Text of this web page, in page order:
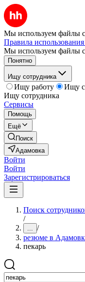
Мы используем файлы
Правила
Мы используем файлы
Понятно
Ищу сотрудника
Ищу работу
Ищу
Ищу сотрудника
Сервисы
Помощь
Ещё
Поиск
Адамовка
Войти
Войти
Зарегистрироваться
Поиск
/
... /
резюме в
пекарь